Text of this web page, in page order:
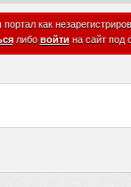
как
либо войти на сайт под